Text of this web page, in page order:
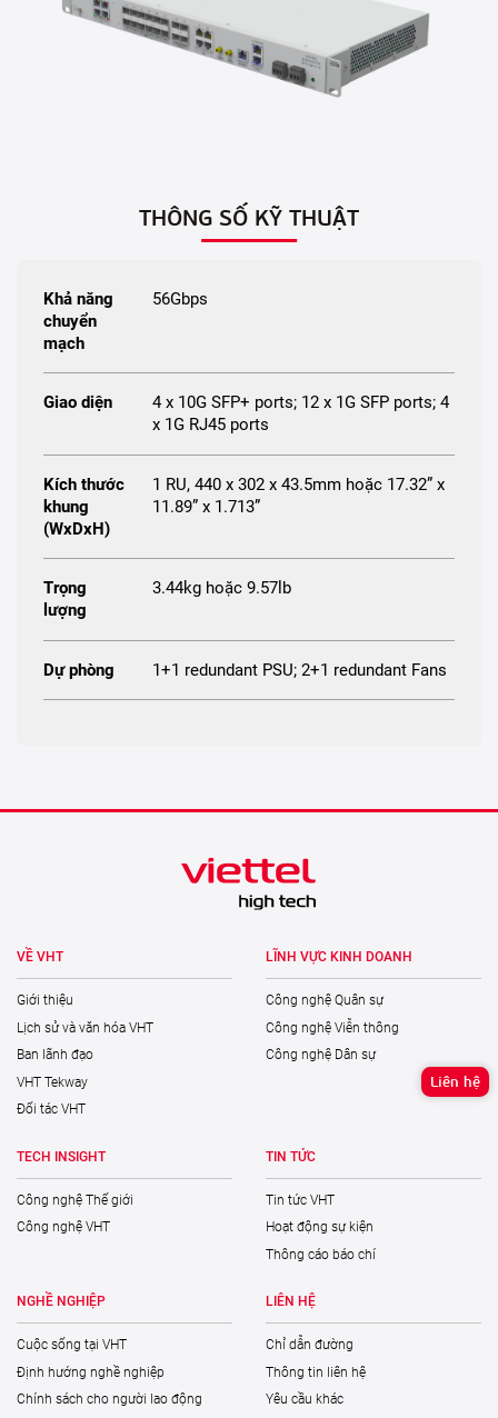
Liên hệ
THÔNG SỐ KỸ THUẬT
Khả năng
chuyển
mạch
56Gbps
Giao diện
4 x 10G SFP+ ports; 12 x 1G SFP ports; 4
x 1G RJ45 ports
Kích thước
khung
(WxDxH)
1 RU, 440 x 302 x 43.5mm hoặc 17.32” x
11.89” x 1.713”
Trọng
lượng
3.44kg hoặc 9.57lb
Dự phòng 1+1 redundant PSU; 2+1 redundant Fans
VỀ VHT
Giới thiệu
Lịch sử và văn hóa VHT
Ban lãnh đạo
VHT Tekway
Đối tác VHT
LĨNH VỰC KINH DOANH
Công nghệ Quân sự
Công nghệ Viễn thông
Công nghệ Dân sự
TECH INSIGHT
Công nghệ Thế giới
Công nghệ VHT
TIN TỨC
Tin tức VHT
Hoạt động sự kiện
Thông cáo báo chí
NGHỀ NGHIỆP
Cuộc sống tại VHT
Định hướng nghề nghiệp
Chính sách cho người lao động
LIÊN HỆ
Chỉ dẫn đường
Thông tin liên hệ
Yêu cầu khác